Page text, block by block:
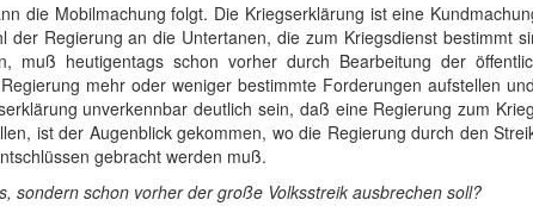
die Mobilmachung folgt. Die Kriegserklärung ist eine
Regierung an die Untertanen, die zum Kriegsdienst bestimmt
muß heutigentags schon vorher durch Bearbeitung der
mehr oder weniger bestimmte Forderungen aufstellen
unverkennbar deutlich sein, daß eine Regierung zum
ist der Augenblick gekommen, wo die Regierung durch den
gebracht werden muß.
sondern schon vorher der große Volksstreik ausbrechen soll?